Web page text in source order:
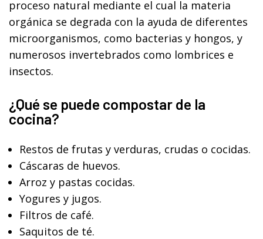
proceso natural mediante el cual la materia
orgánica se degrada con la ayuda de diferentes
microorganismos, como bacterias y hongos, y
numerosos invertebrados como lombrices e
insectos.
¿Qué se puede compostar de la
cocina?
Restos de frutas y verduras, crudas o cocidas.
Cáscaras de huevos.
Arroz y pastas cocidas.
Yogures y jugos.
Filtros de café.
Saquitos de té.